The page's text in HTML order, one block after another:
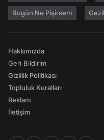
Bugün Ne Pişirsem
Hakkımızda
Geri Bildirim
Gizlilik Politikası
Topluluk Kuralları
Reklam
İletişim